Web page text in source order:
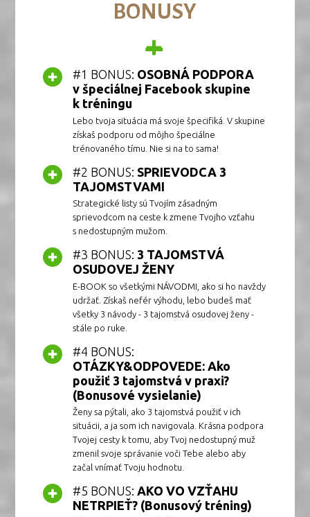
BONUSY
+
#1 BONUS: OSOBNÁ PODPORA
v špeciálnej Facebook skupine
k tréningu
Lebo tvoja situácia má svoje špecifiká. V skupine
získaš podporu od môjho špeciálne
trénovaného tímu. Nie si na to sama!
#2 BONUS: SPRIEVODCA 3
TAJOMSTVAMI
Strategické listy sú Tvojím zásadným
sprievodcom na ceste k zmene Tvojho vzťahu
s nedostupným mužom.
#3 BONUS: 3 TAJOMSTVÁ
OSUDOVEJ ŽENY
E-BOOK so všetkými NÁVODMI, ako si ho navždy
udržať. Získaš nefér výhodu, lebo budeš mať
všetky 3 návody - 3 tajomstvá osudovej ženy -
stále po ruke.
#4 BONUS:
OTÁZKY&ODPOVEDE: Ako
použiť 3 tajomstvá v praxi?
(Bonusové vysielanie)
Ženy sa pýtali, ako 3 tajomstvá použiť v ich
situácii, a ja som ich navigovala. Krásna podpora
Tvojej cesty k tomu, aby Tvoj nedostupný muž
zmenil svoje správanie voči Tebe alebo aby
začal vnímať Tvoju hodnotu.
#5 BONUS:AKO VO VZŤAHU
NETRPIEŤ? (Bonusový tréning)